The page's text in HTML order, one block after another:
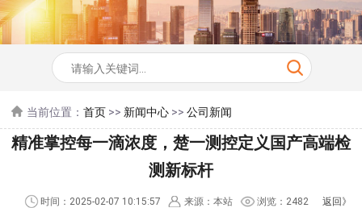
当前位置：首页 >> 新闻中心 >>公司新闻
精准掌控每一滴浓度，楚一测控定义国产高端检
测新标杆
时间：2025-02-07 10:15:57 来源：本站 浏览：2482 返回》